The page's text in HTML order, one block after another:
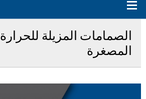
الصمامات المزيلة للحرارة
المصغرة